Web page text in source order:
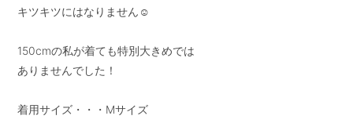
キツキツにはなりません☺︎
150cmの私が着ても特別大きめでは
ありませんでした！
着用サイズ・・・Mサイズ